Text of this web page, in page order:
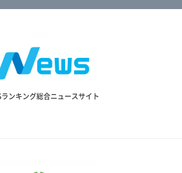
ンキング総合ニュースサイト